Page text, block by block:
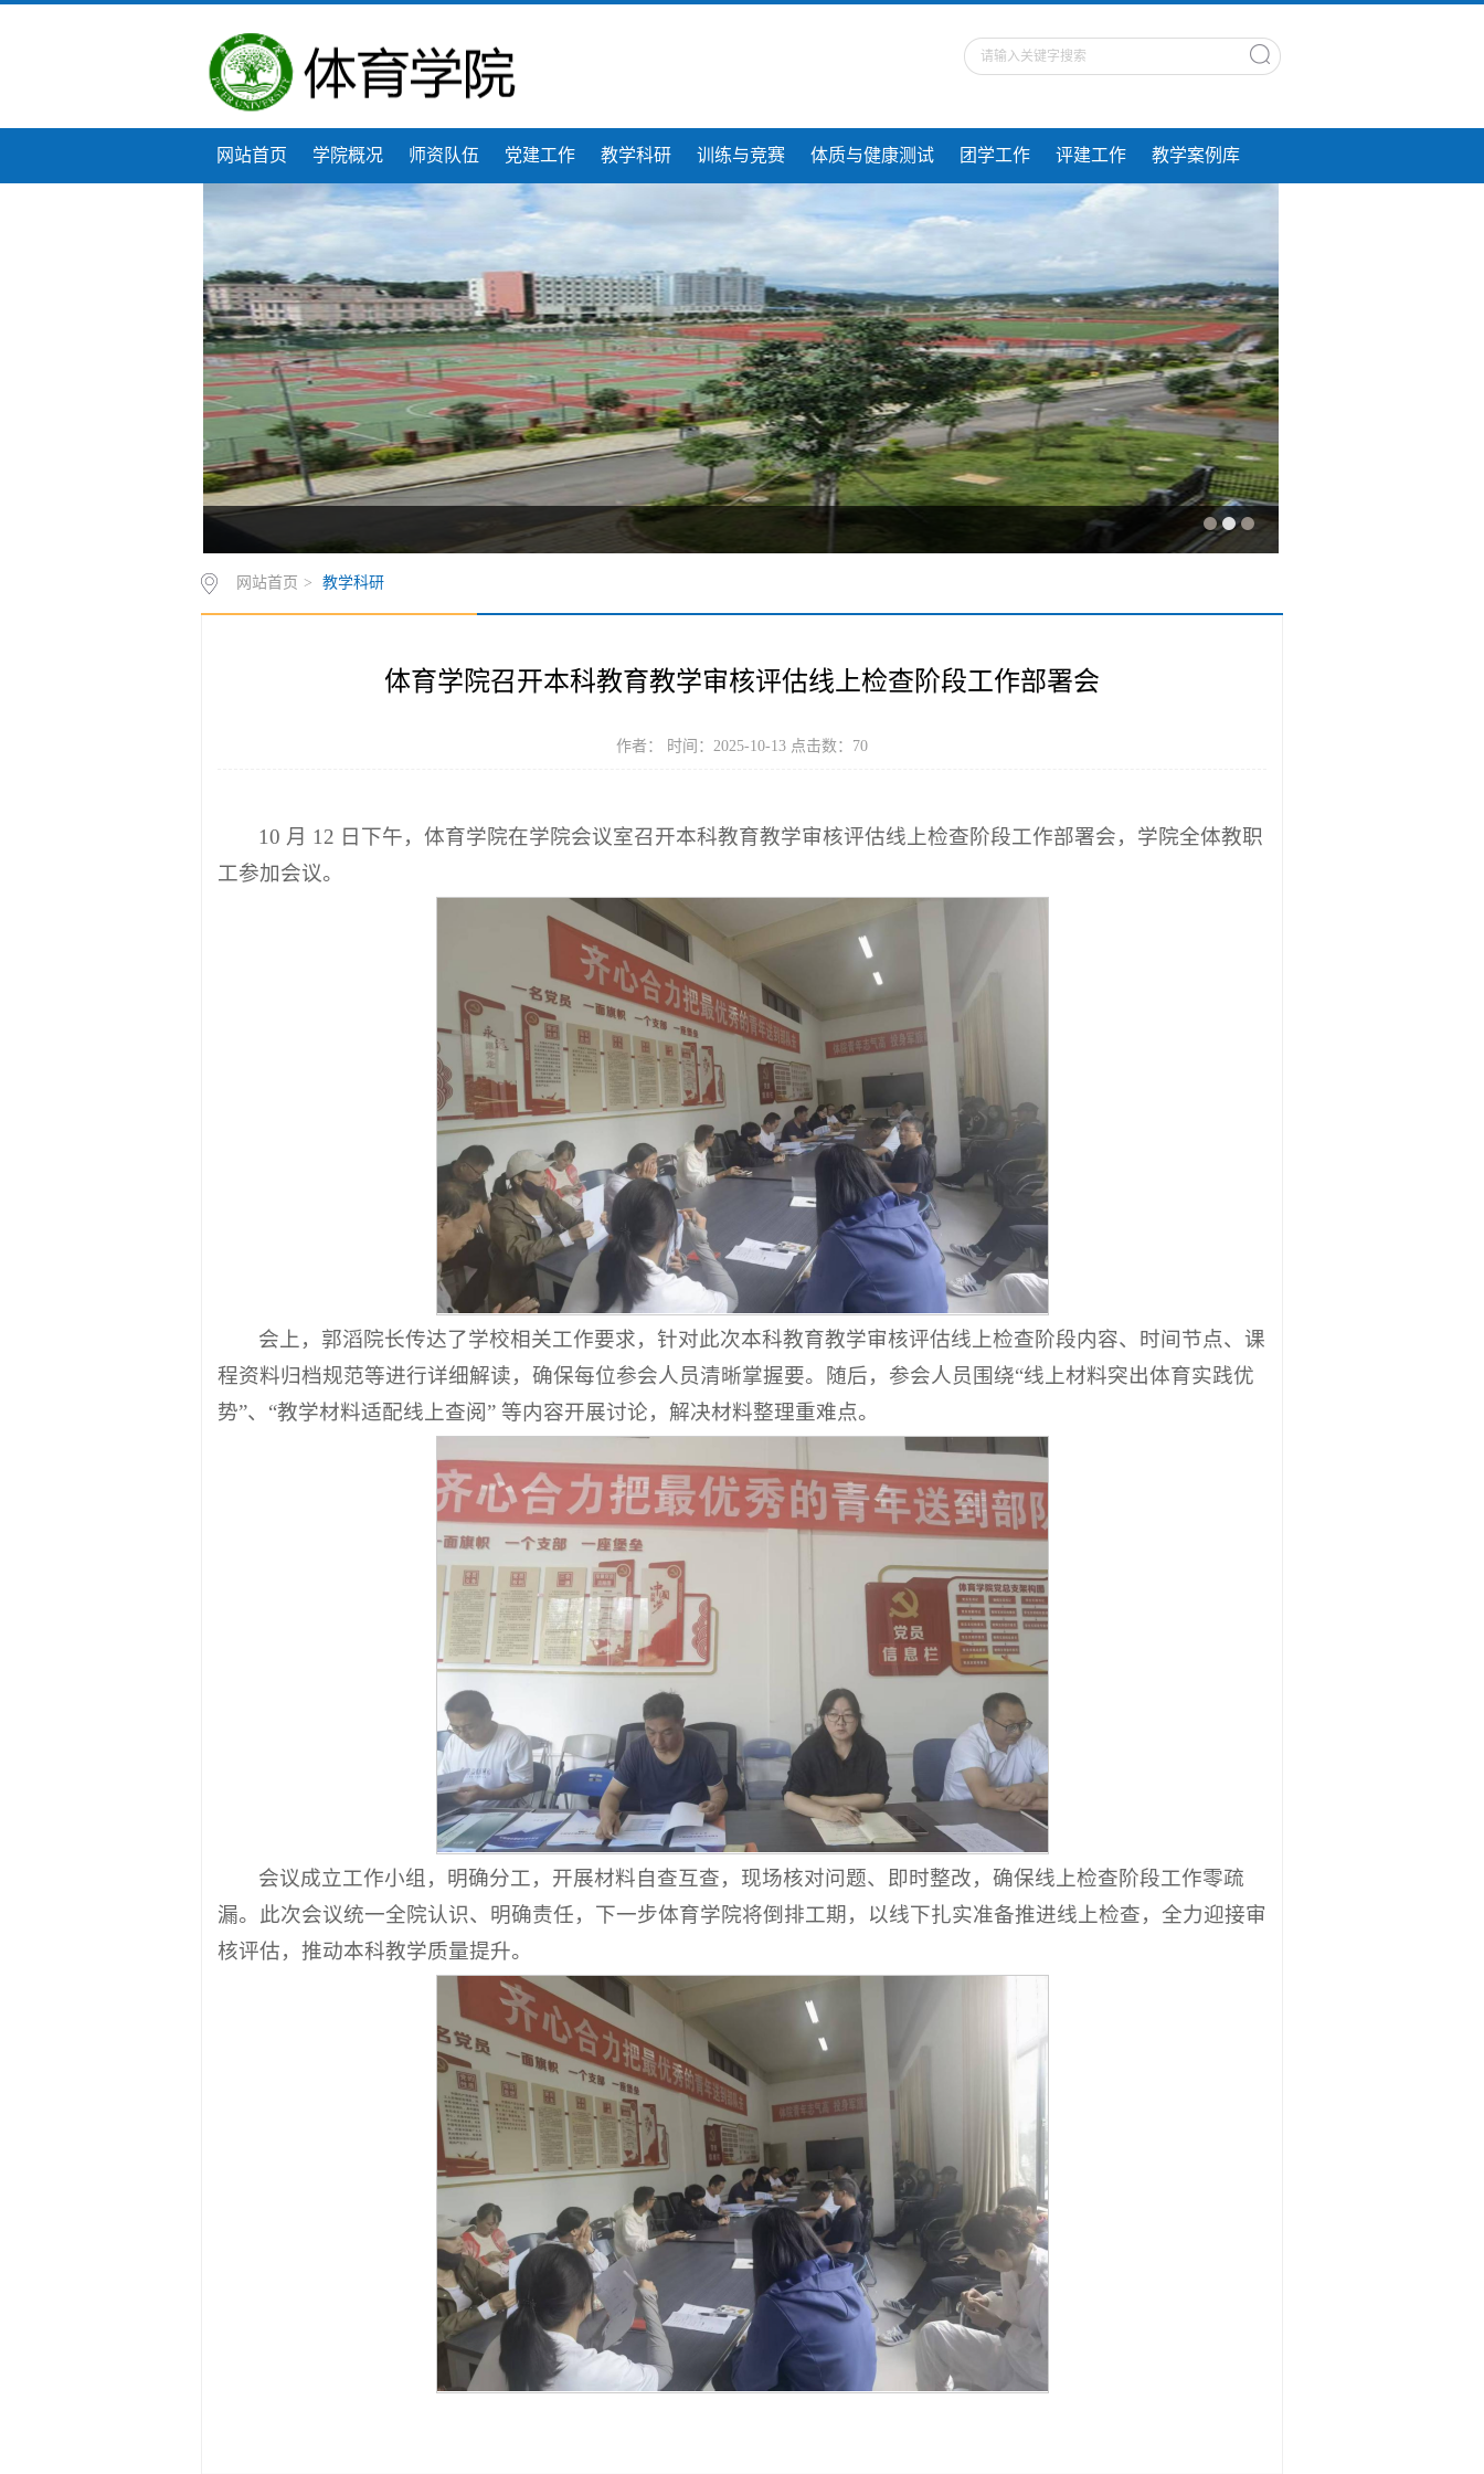
网站首页 学院概况 师资队伍 党建工作 教学科研 训练与竞赛 体质与健康测试 团学工作 评建工作 教学案例库
网站首页 > 教学科研
体育学院召开本科教育教学审核评估线上检查阶段工作部署会
作者： 时间：2025-10-13 点击数： 70
10 月 12 日下午，体育学院在学院会议室召开本科教育教学审核评估线上检查阶段工作部署会，学院全体教职
工参加会议。
会上，郭滔院长传达了学校相关工作要求，针对此次本科教育教学审核评估线上检查阶段内容、时间节点、课
程资料归档规范等进行详细解读，确保每位参会人员清晰掌握要。随后，参会人员围绕“线上材料突出体育实践优
势”、“教学材料适配线上查阅” 等内容开展讨论，解决材料整理重难点。
会议成立工作小组，明确分工，开展材料自查互查，现场核对问题、即时整改，确保线上检查阶段工作零疏
漏。此次会议统一全院认识、明确责任，下一步体育学院将倒排工期，以线下扎实准备推进线上检查，全力迎接审
核评估，推动本科教学质量提升。